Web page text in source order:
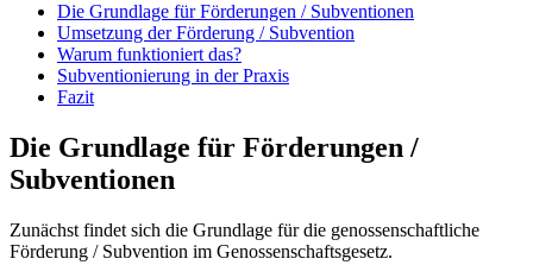
Die Grundlage für Förderungen / Subventionen
Umsetzung der Förderung / Subvention
Warum funktioniert das?
Subventionierung in der Praxis
Fazit
Die Grundlage für Förderungen /
Subventionen
Zunächst findet sich die Grundlage für die genossenschaftliche
Förderung / Subvention im Genossenschaftsgesetz.